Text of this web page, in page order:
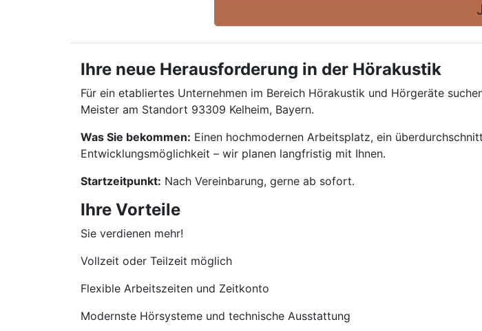
Ihre neue Herausforderung in der Hörakustik
Für ein etabliertes Unternehmen im Bereich Hörakustik und Hörgeräte
Meister am Standort 93309 Kelheim, Bayern.
Was Sie bekommen: Einen hochmodernen Arbeitsplatz, ein
Entwicklungsmöglichkeit – wir planen langfristig mit Ihnen.
Startzeitpunkt: Nach Vereinbarung, gerne ab sofort.
Ihre Vorteile
Sie verdienen mehr!
Vollzeit oder Teilzeit möglich
Flexible Arbeitszeiten und Zeitkonto
Modernste Hörsysteme und technische Ausstattung